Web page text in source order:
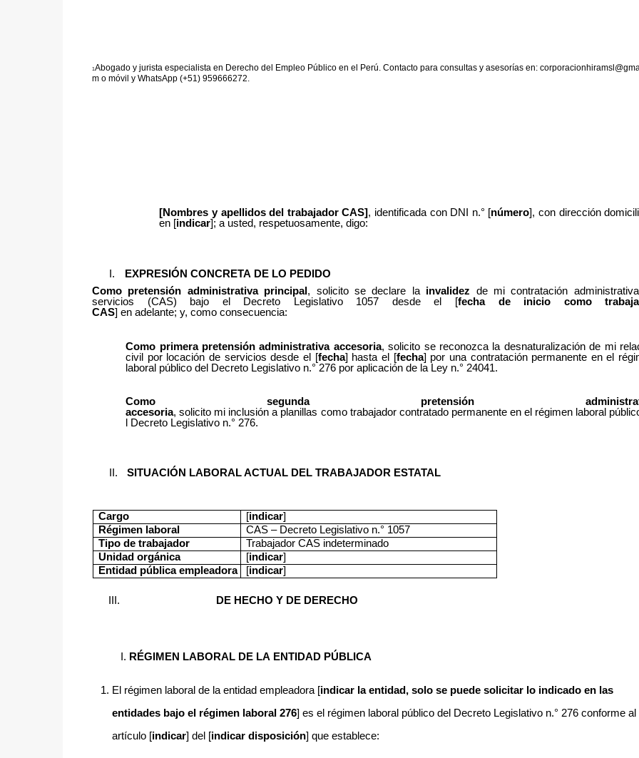
1 Abogado y jurista especialista en Derecho del Empleo Público en el Perú. Contacto para consultas y asesorías en:
m o móvil y WhatsApp (+51) 959666272.
[Nombres y apellidos del trabajador CAS], identificada con DNI n.° [número], con dirección
en [indicar]; a usted, respetuosamente, digo:
EXPRESIÓN CONCRETA DE LO PEDIDO
Como pretensión administrativa principal, solicito se declare la invalidez de mi contratación
servicios (CAS) bajo el Decreto Legislativo 1057 desde el [fecha de inicio como
CAS] en adelante; y, como consecuencia:
Como primera pretensión administrativa accesoria, solicito se reconozca la desnaturalización de mi
civil por locación de servicios desde el [fecha] hasta el [fecha] por una contratación permanente en el
laboral público del Decreto Legislativo n.° 276 por aplicación de la Ley n.° 24041.
Como segunda pretensión
accesoria, solicito mi inclusión a planillas como trabajador contratado permanente en el régimen laboral
l Decreto Legislativo n.° 276.
SITUACIÓN LABORAL ACTUAL DEL TRABAJADOR ESTATAL
Cargo [indicar]
Régimen laboral CAS – Decreto Legislativo n.° 1057
Tipo de trabajador Trabajador CAS indeterminado
Unidad orgánica [indicar]
Entidad pública empleadora
[indicar]
DE HECHO Y DE DERECHO
RÉGIMEN LABORAL DE LA ENTIDAD PÚBLICA
El régimen laboral de la entidad empleadora [indicar la entidad, solo se puede solicitar lo indicado en las
entidades bajo el régimen laboral 276] es el régimen laboral público del Decreto Legislativo n.° 276 conforme al
artículo [indicar] del [indicar disposición] que establece: